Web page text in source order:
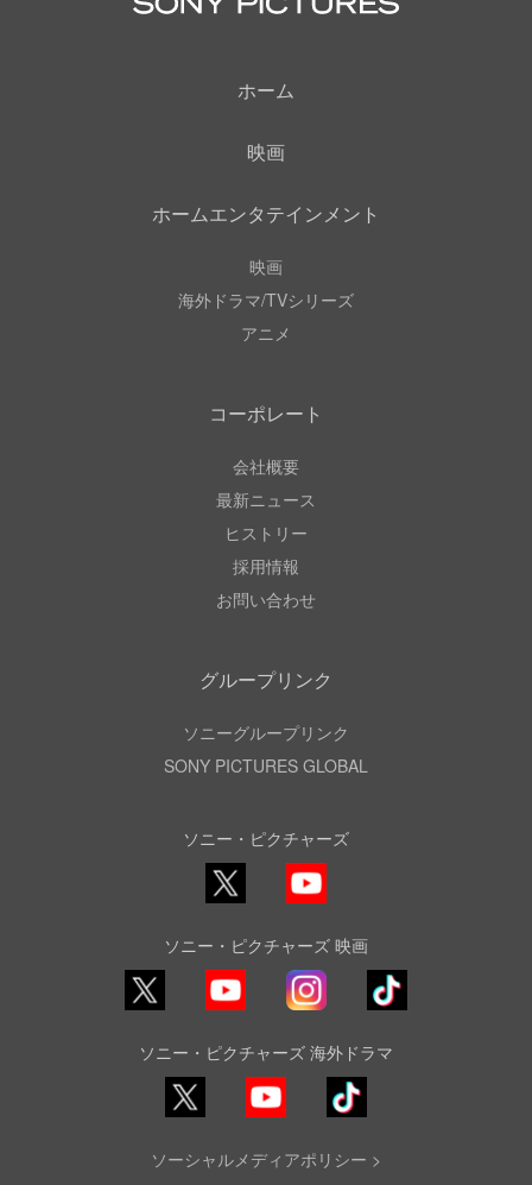
ホーム
映画
ホームエンタテインメント
映画
海外ドラマ/TVシリーズ
アニメ
コーポレート
会社概要
最新ニュース
ヒストリー
採用情報
お問い合わせ
グループリンク
ソニーグループリンク
SONY PICTURES GLOBAL
ソニー・ピクチャーズ
X
YouTube
ソニー・ピクチャーズ 映画
YouTube Instagram
TikTok
ソニー・ピクチャーズ 海外ドラマ
YouTube
TikTok
ソーシャルメディアポリシー >